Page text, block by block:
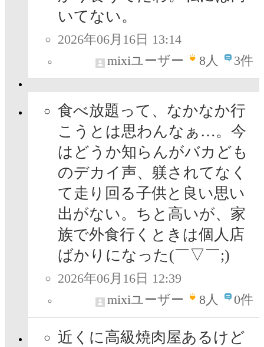
いてない。
2026年06月16日 13:14
mixiユーザー
8人 3件
食べ放題って、なかなか行
こうとは思わんなぁ…。今
はどうか知らんがバカども
のデカイ声、躾されてなく
て走り回る子供と良い思い
出がない。ちと高いが、家
族で外食行くときは個人店
ばかりになった(￣▽￣;)
2026年06月16日 12:39
mixiユーザー
8人 0件
近くに高級焼肉屋あるけど